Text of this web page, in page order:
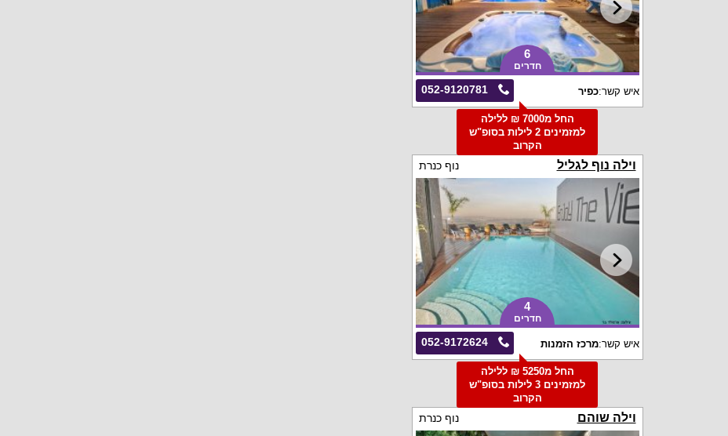
6
חדרים
052-9120781 איש קשר:כפיר
החל מ7000 ₪ ללילה
למזמינים 2 לילות בסופ"ש
הקרוב
וילה נוף לגליל נוף כנרת
4
חדרים
052-9172624 איש קשר:מרכז הזמנות
החל מ5250 ₪ ללילה
למזמינים 3 לילות בסופ"ש
הקרוב
וילה שוהם נוף כנרת